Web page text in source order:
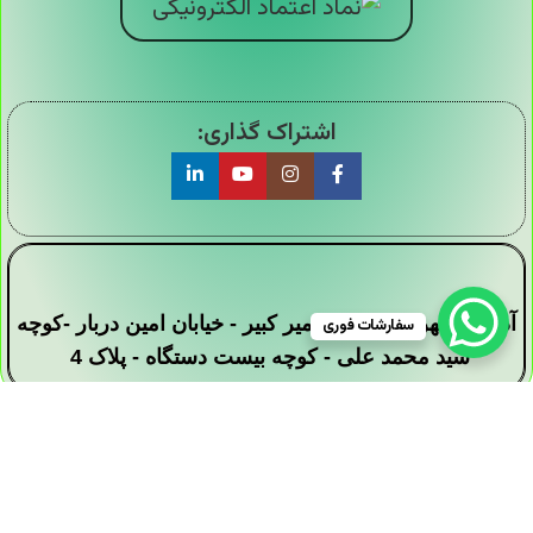
اشتراک گذاری:
آدرس : تهران - خیابان امیر کبیر - خیابان امین دربار -کوچه
سید محمد علی - کوچه بیست دستگاه - پلاک 4
سفارشات فوری